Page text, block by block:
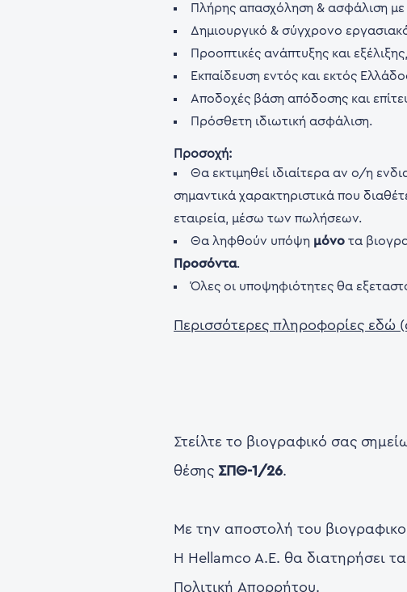
Πλήρης απασχόληση & ασφάλιση
Δημιουργικό & σύγχρονο
Προοπτικές ανάπτυξης και
Εκπαίδευση εντός και εκτός
Αποδοχές βάση απόδοσης και
Πρόσθετη ιδιωτική ασφάλιση.
Προσοχή:
Θα εκτιμηθεί ιδιαίτερα αν ο/η
σημαντικά χαρακτηριστικά που
εταιρεία, μέσω των πωλήσεων.
Θα ληφθούν υπόψη μόνο τα
Προσόντα.
Όλες οι υποψηφιότητες θα
Περισσότερες πληροφορίες εδώ
Στείλτε το βιογραφικό σας
θέσης ΣΠΘ-1/26.
Με την αποστολή του
Η Hellamco A.E. θα διατηρήσει
Πολιτική Απορρήτου.